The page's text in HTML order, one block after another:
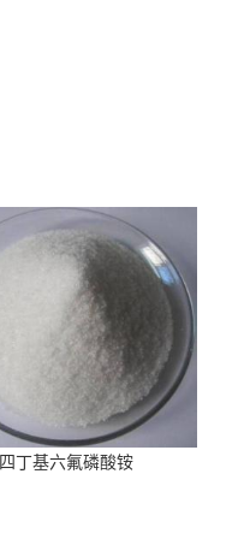
四丁基六氟磷酸铵